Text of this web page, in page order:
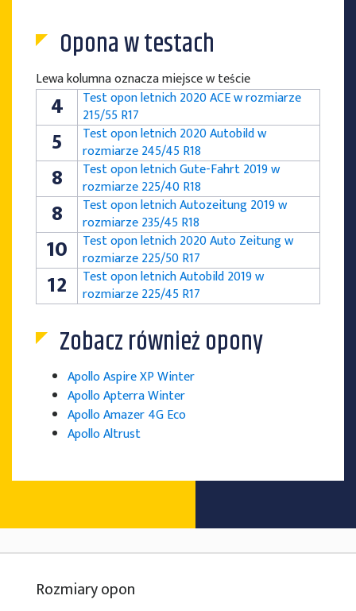
Opona w testach
Lewa kolumna oznacza miejsce w teście
4
Test opon letnich 2020 ACE w rozmiarze
215/55 R17
5
Test opon letnich 2020 Autobild w
rozmiarze 245/45 R18
8
Test opon letnich Gute-Fahrt 2019 w
rozmiarze 225/40 R18
8
Test opon letnich Autozeitung 2019 w
rozmiarze 235/45 R18
10
Test opon letnich 2020 Auto Zeitung w
rozmiarze 225/50 R17
12
Test opon letnich Autobild 2019 w
rozmiarze 225/45 R17
Zobacz również opony
Apollo Aspire XP Winter
Apollo Apterra Winter
Apollo Amazer 4G Eco
Apollo Altrust
Rozmiary opon